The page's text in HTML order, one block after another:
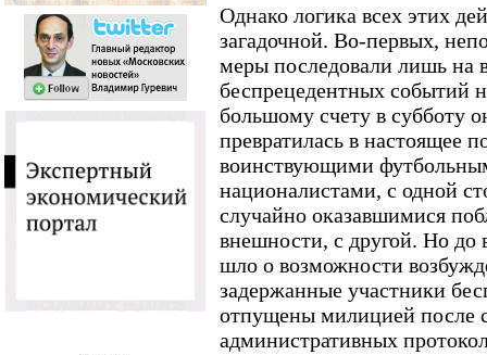
Однако логика всех этих
загадочной. Во-первых,
меры последовали лишь на
беспрецедентных
большому счету в субботу
превратилась в настоящее
воинствующими
националистами, с одной
случайно оказавшимися
внешности, с другой. Но до
шло о возможности
задержанные участники
отпущены милицией после
административных